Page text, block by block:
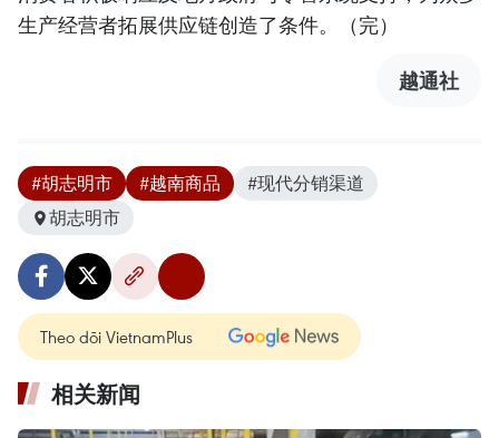
生产经营者拓展供应链创造了条件。（完）
越通社
#胡志明市 #越南商品
#现代分销渠道
胡志明市
Theo dõi VietnamPlus
相关新闻